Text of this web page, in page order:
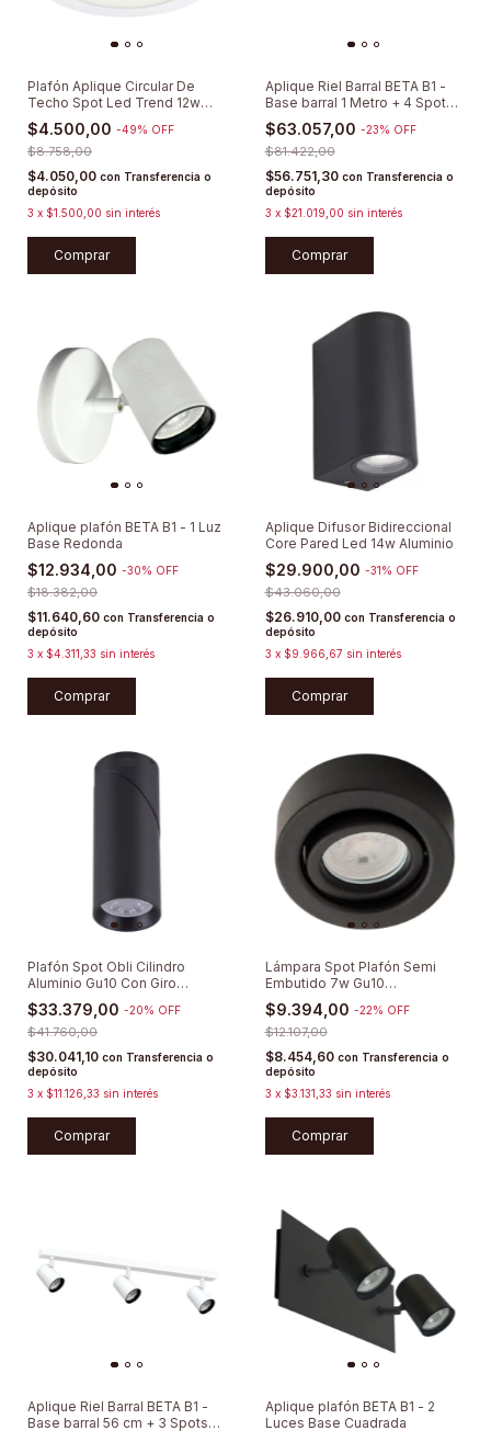
Plafón Aplique Circular De
Techo Spot Led Trend 12w
Lumenac
$4.500,00 -49% OFF
$8.758,00
$4.050,00 con Transferencia o
depósito
3 x $1.500,00 sin interés
Comprar
Aplique Riel Barral BETA B1 -
Base barral 1 Metro + 4 Spots
Direccionables
$63.057,00 -23% OFF
$81.422,00
$56.751,30 con Transferencia o
depósito
3 x $21.019,00 sin interés
Comprar
Aplique plafón BETA B1 - 1 Luz
Base Redonda
$12.934,00 -30% OFF
$18.382,00
$11.640,60 con Transferencia o
depósito
3 x $4.311,33 sin interés
Comprar
Aplique Difusor Bidireccional
Core Pared Led 14w Aluminio
$29.900,00 -31% OFF
$43.060,00
$26.910,00 con Transferencia o
depósito
3 x $9.966,67 sin interés
Comprar
Plafón Spot Obli Cilindro
Aluminio Gu10 Con Giro
Minimalista
$33.379,00 -20% OFF
$41.760,00
$30.041,10 con Transferencia o
depósito
3 x $11.126,33 sin interés
Comprar
Lámpara Spot Plafón Semi
Embutido 7w Gu10
Dimerizable
$9.394,00 -22% OFF
$12.107,00
$8.454,60 con Transferencia o
depósito
3 x $3.131,33 sin interés
Comprar
Aplique Riel Barral BETA B1 -
Base barral 56 cm + 3 Spots
Aplique plafón BETA B1 - 2
Luces Base Cuadrada